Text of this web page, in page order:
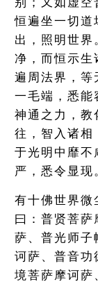
恒遍坐一切道
出，照明世界
净，而恒示生
遍周法界，等
一毛端，悉能
神通之力，教
往，智入诸相
于光明中靡不
严，悉令显现
有十佛世界微
曰：普贤菩萨
萨、普光师子
诃萨、普音功
境菩萨摩诃萨